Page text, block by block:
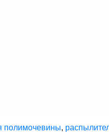
полимочевины,